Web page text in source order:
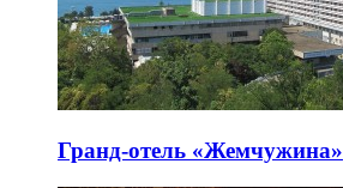
Гранд-отель «Жемчужина»